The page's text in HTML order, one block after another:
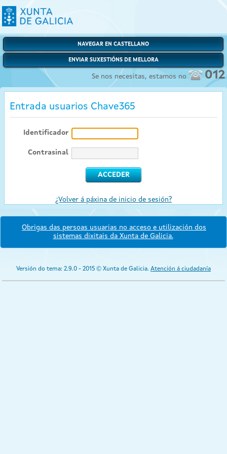
NAVEGAR EN CASTELLANO
ENVIAR SUXESTIÓNS DE MELLORA
Se nos necesitas, estamos no 012
Entrada usuarios Chave365
Identificador
Contrasinal
¿Volver á páxina de inicio de sesión?
Obrigas das persoas usuarias no acceso e utilización dos
sistemas dixitais da Xunta de Galicia.
Versión do tema: 2.9.0 - 2015 © Xunta de Galicia. Atención á ciudadanía